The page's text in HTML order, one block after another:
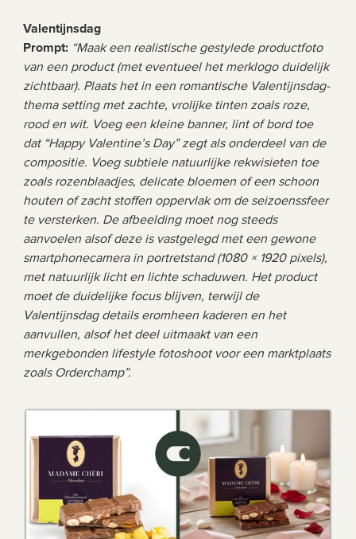
Valentijnsdag
Prompt: “Maak een realistische gestylede productfoto
van een product (met eventueel het merklogo duidelijk
zichtbaar). Plaats het in een romantische Valentijnsdag-
thema setting met zachte, vrolijke tinten zoals roze,
rood en wit. Voeg een kleine banner, lint of bord toe
dat “Happy Valentine’s Day” zegt als onderdeel van de
compositie. Voeg subtiele natuurlijke rekwisieten toe
zoals rozenblaadjes, delicate bloemen of een schoon
houten of zacht stoffen oppervlak om de seizoenssfeer
te versterken. De afbeelding moet nog steeds
aanvoelen alsof deze is vastgelegd met een gewone
smartphonecamera in portretstand (1080 × 1920 pixels),
met natuurlijk licht en lichte schaduwen. Het product
moet de duidelijke focus blijven, terwijl de
Valentijnsdag details eromheen kaderen en het
aanvullen, alsof het deel uitmaakt van een
merkgebonden lifestyle fotoshoot voor een marktplaats
zoals Orderchamp”.